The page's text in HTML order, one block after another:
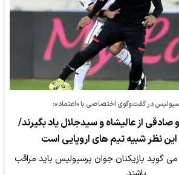
در گفت‌وگوی اختصاصی با «اعتماد»:
صادقی از عالیشاه و سیدجلال یاد بگیرند/
نظر شبیه تیم های اروپایی است
گوید بازیکنان جوان پرسپولیس باید مراقب